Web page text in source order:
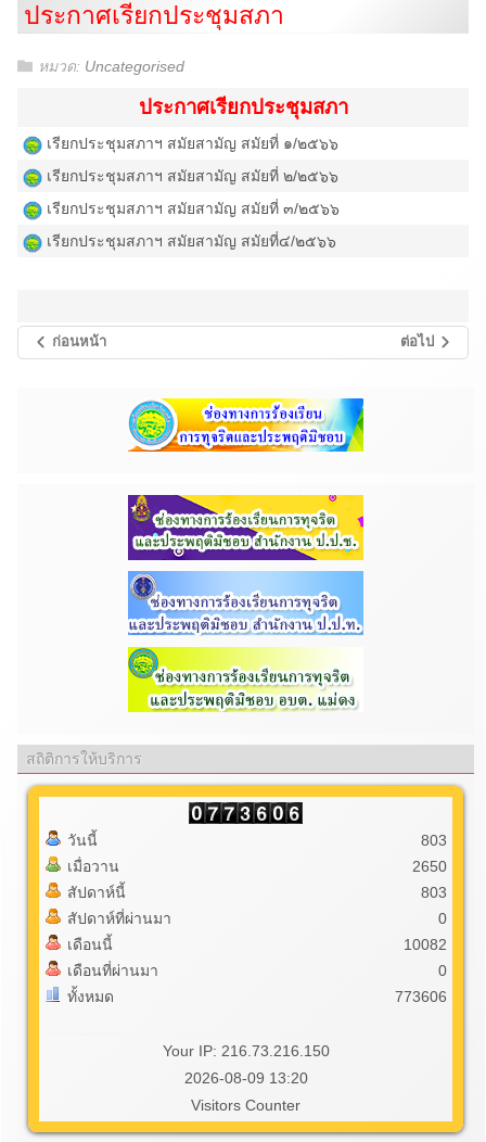
ประกาศเรียกประชุมสภา
หมวด: Uncategorised
ประกาศเรียกประชุมสภา
เรียกประชุมสภาฯ สมัยสามัญ สมัยที่ ๑/๒๕๖๖
เรียกประชุมสภาฯ สมัยสามัญ สมัยที่ ๒/๒๕๖๖
เรียกประชุมสภาฯ สมัยสามัญ สมัยที่ ๓/๒๕๖๖
เรียกประชุมสภาฯ สมัยสามัญ สมัยที่๔/๒๕๖๖
ก่อนหน้า ต่อไป
สถิติการให้บริการ
วันนี้
เมื่อวาน
สัปดาห์นี้
สัปดาห์ที่ผ่านมา
เดือนนี้
เดือนที่ผ่านมา
ทั้งหมด
803
2650
803
0
10082
0
773606
Your IP: 216.73.216.150
2026-08-09 13:20
Visitors Counter